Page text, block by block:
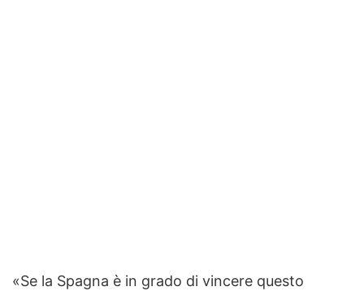
«Se la Spagna è in grado di vincere questo